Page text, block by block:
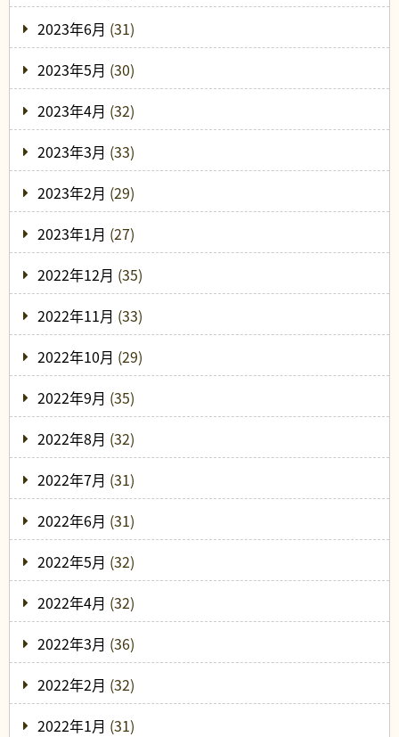
2023年6月 (31)
2023年5月 (30)
2023年4月 (32)
2023年3月 (33)
2023年2月 (29)
2023年1月 (27)
2022年12月 (35)
2022年11月 (33)
2022年10月 (29)
2022年9月 (35)
2022年8月 (32)
2022年7月 (31)
2022年6月 (31)
2022年5月 (32)
2022年4月 (32)
2022年3月 (36)
2022年2月 (32)
2022年1月 (31)